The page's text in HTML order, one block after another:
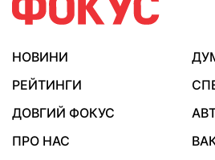
НОВИНИ
РЕЙТИНГИ
ДОВГИЙ ФОКУС
ПРО НАС